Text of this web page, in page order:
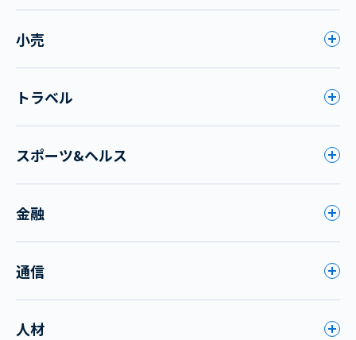
小売
トラベル
スポーツ&ヘルス
金融
通信
人材